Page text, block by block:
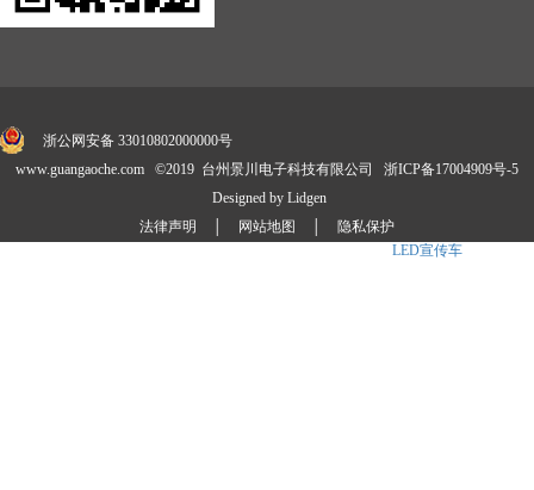
浙公网安备 33010802000000号
www.guangaoche.com ©2019 台州景川电子科技有限公司 浙ICP备17004909号-5
Designed by Lidgen
法律声明
网站地图
隐私保护
LED宣传车、消防宣传